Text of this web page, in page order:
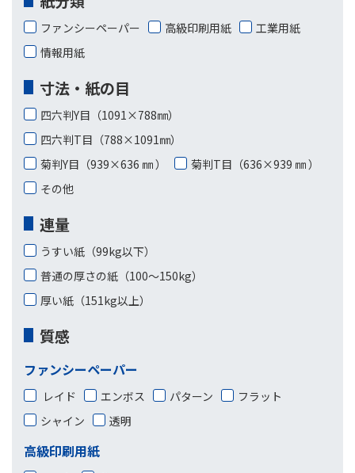
ファンシーペーパー 高級印刷用紙
工業用紙
情報用紙
寸法・紙の目
四六判Y目（1091×788㎜）
四六判T目（788×1091㎜）
菊判Y目（939×636 ㎜ ）
菊判T目（636×939 ㎜ ）
その他
連量
うすい紙（99kg以下）
普通の厚さの紙（100〜150kg）
厚い紙（151kg以上）
質感
ファンシーペーパー
レイド エンボス パターン
フラット
シャイン
透明
高級印刷用紙